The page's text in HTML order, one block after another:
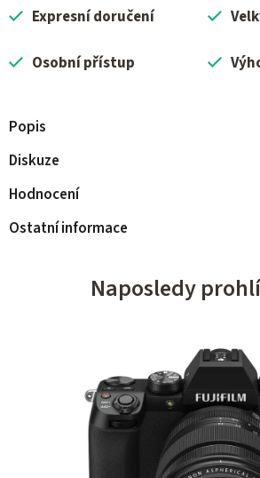
Expresní doručení
Osobní přístup
Popis
Diskuze
Hodnocení
Ostatní informace
Naposledy